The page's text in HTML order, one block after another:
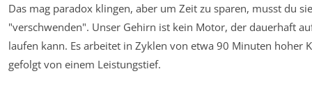
Das mag paradox klingen, aber um Zeit zu sparen, musst du
"verschwenden". Unser Gehirn ist kein Motor, der dauerhaft
laufen kann. Es arbeitet in Zyklen von etwa 90 Minuten hoher
gefolgt von einem Leistungstief.